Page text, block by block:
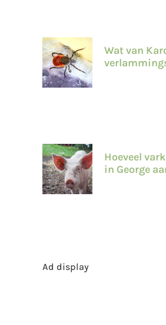
Wat van
Hoeveel
in George
Ad display